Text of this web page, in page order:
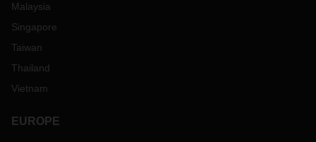
Malaysia
Singapore
Taiwan
Thailand
Vietnam
EUROPE